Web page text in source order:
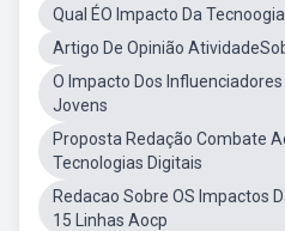
Qual ÉO Impacto Da
Artigo De Opinião
O Impacto Dos
Jovens
Proposta Redação Combate
Tecnologias Digitais
Redacao Sobre OS Impactos
15 Linhas Aocp